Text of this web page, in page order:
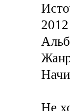
2012
Не